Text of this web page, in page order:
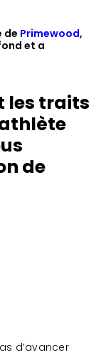
de Primewood,
et a
les traits
de
d’avancer